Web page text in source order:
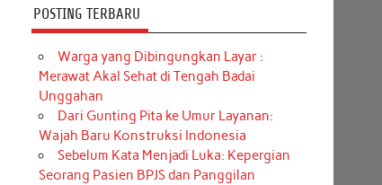
POSTING TERBARU
Warga yang Dibingungkan Layar :
Merawat Akal Sehat di Tengah Badai
Unggahan
Dari Gunting Pita ke Umur Layanan:
Wajah Baru Konstruksi Indonesia
Sebelum Kata Menjadi Luka: Kepergian
Seorang Pasien BPJS dan Panggilan